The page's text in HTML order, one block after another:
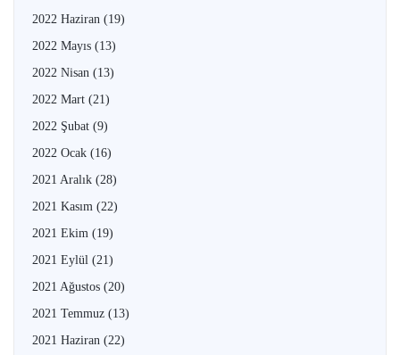
2022 Haziran (19)
2022 Mayıs (13)
2022 Nisan (13)
2022 Mart (21)
2022 Şubat (9)
2022 Ocak (16)
2021 Aralık (28)
2021 Kasım (22)
2021 Ekim (19)
2021 Eylül (21)
2021 Ağustos (20)
2021 Temmuz (13)
2021 Haziran (22)